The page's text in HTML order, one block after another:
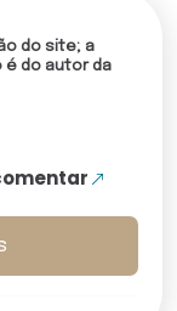
do site; a
é do autor da